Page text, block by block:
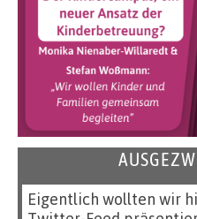
Eigentlich wollten wir